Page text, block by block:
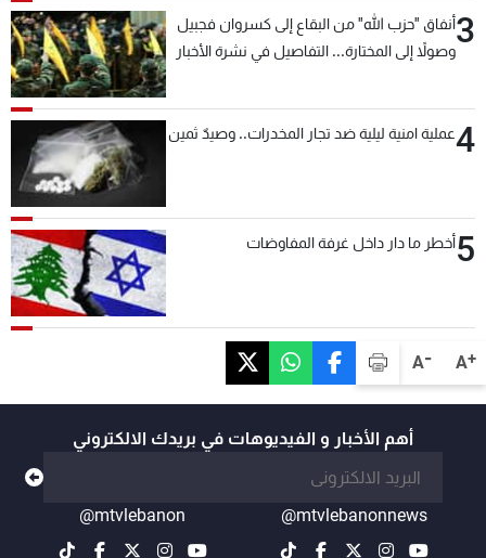
A+
A-
3أنفاق "حزب الله" من البقاع إلى كسروان فجبيل
وصولاً إلى المختارة... التفاصيل في نشرة الأخبار
4عملية امنية ليلية ضد تجار المخدرات.. وصيدٌ ثمين
5أخطر ما دار داخل غرفة المفاوضات
أهم الأخبار و الفيديوهات في بريدك الالكتروني
@mtvlebanonnews
@mtvlebanon